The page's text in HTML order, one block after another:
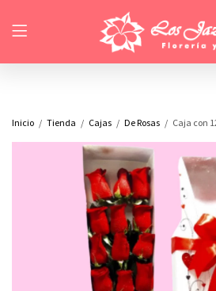
Inicio Tienda Cajas De Rosas Caja con